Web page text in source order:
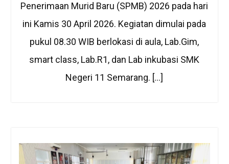
Penerimaan Murid Baru (SPMB) 2026 pada hari
ini Kamis 30 April 2026. Kegiatan dimulai pada
pukul 08.30 WIB berlokasi di aula, Lab.Gim,
smart class, Lab.R1, dan Lab inkubasi SMK
Negeri 11 Semarang. […]